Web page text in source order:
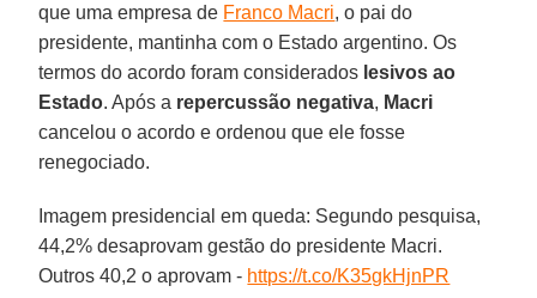
que uma empresa de Franco Macri, o pai do
presidente, mantinha com o Estado argentino. Os
termos do acordo foram considerados lesivos ao
Estado. Após a repercussão negativa, Macri
cancelou o acordo e ordenou que ele fosse
renegociado.
Imagem presidencial em queda: Segundo pesquisa,
44,2% desaprovam gestão do presidente Macri.
Outros 40,2 o aprovam - https://t.co/K35gkHjnPR